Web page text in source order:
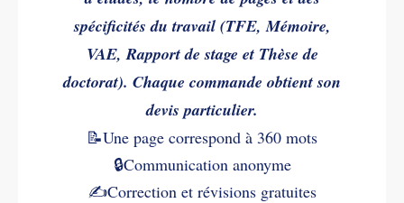
spécificités du travail (TFE, Mémoire,
VAE, Rapport de stage et Thèse de
doctorat). Chaque commande obtient son
devis particulier.
📝Une page correspond à 360 mots
🔒Communication anonyme
✍️Correction et révisions gratuites